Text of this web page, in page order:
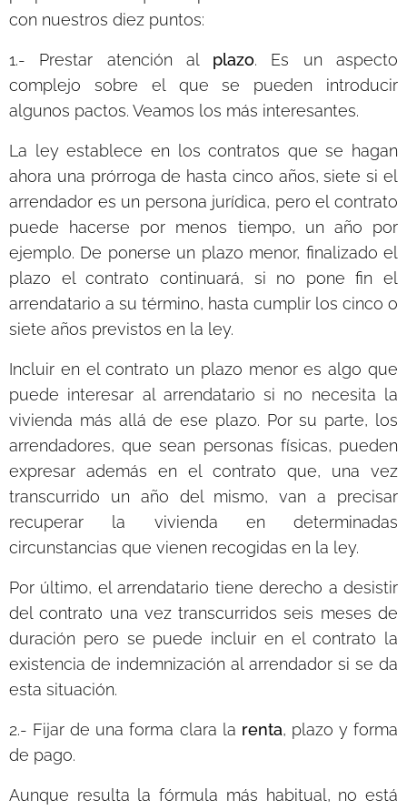
con nuestros diez puntos:
1.- Prestar atención al plazo. Es un aspecto
complejo sobre el que se pueden introducir
algunos pactos. Veamos los más interesantes.
La ley establece en los contratos que se hagan
ahora una prórroga de hasta cinco años, siete si el
arrendador es un persona jurídica, pero el contrato
puede hacerse por menos tiempo, un año por
ejemplo. De ponerse un plazo menor, finalizado el
plazo el contrato continuará, si no pone fin el
arrendatario a su término, hasta cumplir los cinco o
siete años previstos en la ley.
Incluir en el contrato un plazo menor es algo que
puede interesar al arrendatario si no necesita la
vivienda más allá de ese plazo. Por su parte, los
arrendadores, que sean personas físicas, pueden
expresar además en el contrato que, una vez
transcurrido un año del mismo, van a precisar
recuperar la vivienda en determinadas
circunstancias que vienen recogidas en la ley.
Por último, el arrendatario tiene derecho a desistir
del contrato una vez transcurridos seis meses de
duración pero se puede incluir en el contrato la
existencia de indemnización al arrendador si se da
esta situación.
2.- Fijar de una forma clara la renta, plazo y forma
de pago.
Aunque resulta la fórmula más habitual, no está